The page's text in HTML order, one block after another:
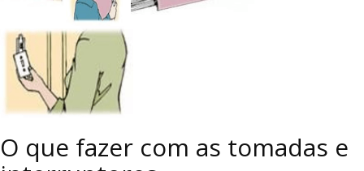
O que fazer com as tomadas e